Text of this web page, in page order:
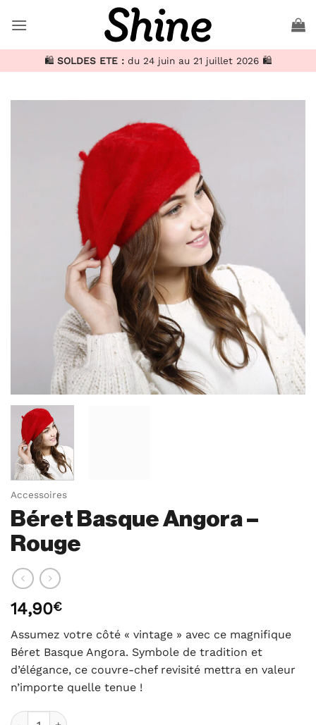
au
🛍️ SOLDES ETE : du 24 juin au 21 juillet 2026 🛍️
Accessoires
Béret Basque Angora –
Rouge
14,90€
Assumez votre côté « vintage » avec ce magnifique
Béret Basque Angora. Symbole de tradition et
d’élégance, ce couvre-chef revisité mettra en valeur
n’importe quelle tenue !
quantité de Béret Basque Angora - Rouge